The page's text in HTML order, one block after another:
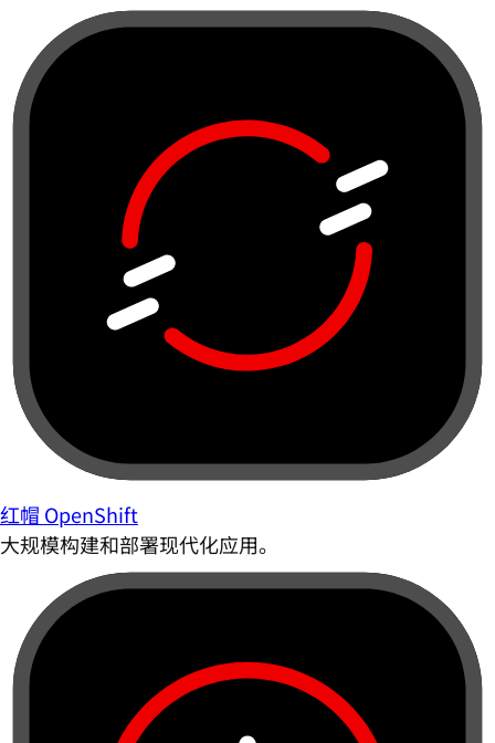
红帽 OpenShift
大规模构建和部署现代化应用。